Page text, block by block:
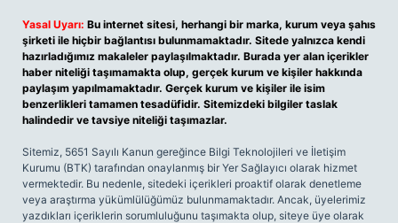
Yasal Uyarı: Bu internet sitesi, herhangi bir marka, kurum veya şahıs
şirketi ile hiçbir bağlantısı bulunmamaktadır. Sitede yalnızca kendi
hazırladığımız makaleler paylaşılmaktadır. Burada yer alan içerikler
haber niteliği taşımamakta olup, gerçek kurum ve kişiler hakkında
paylaşım yapılmamaktadır. Gerçek kurum ve kişiler ile isim
benzerlikleri tamamen tesadüfidir. Sitemizdeki bilgiler taslak
halindedir ve tavsiye niteliği taşımazlar.
Sitemiz, 5651 Sayılı Kanun gereğince Bilgi Teknolojileri ve İletişim
Kurumu (BTK) tarafından onaylanmış bir Yer Sağlayıcı olarak hizmet
vermektedir. Bu nedenle, sitedeki içerikleri proaktif olarak denetleme
veya araştırma yükümlülüğümüz bulunmamaktadır. Ancak, üyelerimiz
yazdıkları içeriklerin sorumluluğunu taşımakta olup, siteye üye olarak